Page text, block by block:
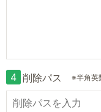
4 削除パス ※半角英